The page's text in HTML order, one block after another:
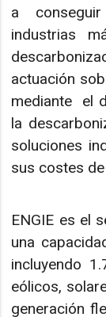
a
industrias
actuación
mediante el
la
soluciones
sus costes
ENGIE es el
una
incluyendo
eólicos,
generación